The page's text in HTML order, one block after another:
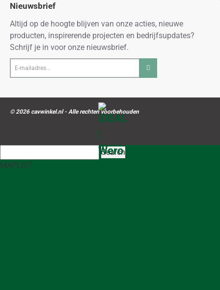
Nieuwsbrief
Altijd op de hoogte blijven van onze acties, nieuwe
producten, inspirerende projecten en bedrijfsupdates?
Schrijf je in voor onze nieuwsbrief.
mailadres...
© 2026 cavwinkel.nl - Alle rechten voorbehouden
Search
MAPLIST